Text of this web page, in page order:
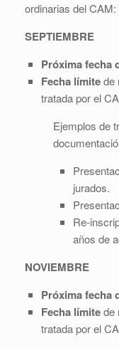
ordinarias del CAM:
SEPTIEMBRE
Próxima fecha
Fecha límitede
tratada por el
Ejemplos de
jurados.
Re-
años de
NOVIEMBRE
Próxima fecha
Fecha límitede
tratada por el